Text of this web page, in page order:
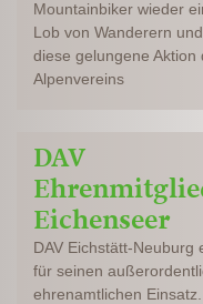
Mountainbiker wieder
Lob von Wanderern
diese gelungene Aktion
Alpenvereins
DAV
Eichenseer
DAV Eichstätt-Neuburg
für seinen
ehrenamtlichen